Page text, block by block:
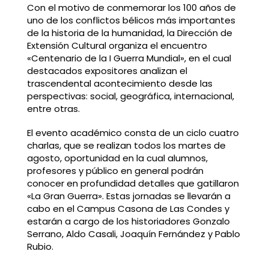
Con el motivo de conmemorar los 100 años de
uno de los conflictos bélicos más importantes
de la historia de la humanidad, la Dirección de
Extensión Cultural organiza el encuentro
«Centenario de la I Guerra Mundial», en el cual
destacados expositores analizan el
trascendental acontecimiento desde las
perspectivas: social, geográfica, internacional,
entre otras.
El evento académico consta de un ciclo cuatro
charlas, que se realizan todos los martes de
agosto, oportunidad en la cual alumnos,
profesores y público en general podrán
conocer en profundidad detalles que gatillaron
«La Gran Guerra». Estas jornadas se llevarán a
cabo en el Campus Casona de Las Condes y
estarán a cargo de los historiadores Gonzalo
Serrano, Aldo Casali, Joaquín Fernández y Pablo
Rubio.